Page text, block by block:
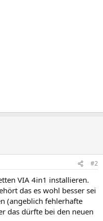
#2
VIA 4in1 installieren.
das es wohl besser sei
(angeblich fehlerhafte
das dürfte bei den neuen